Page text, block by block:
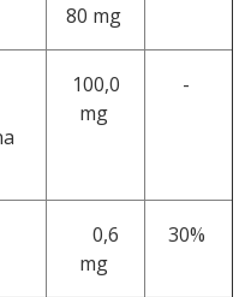
80 mg
100,0
mg
-
0,6
mg
30%